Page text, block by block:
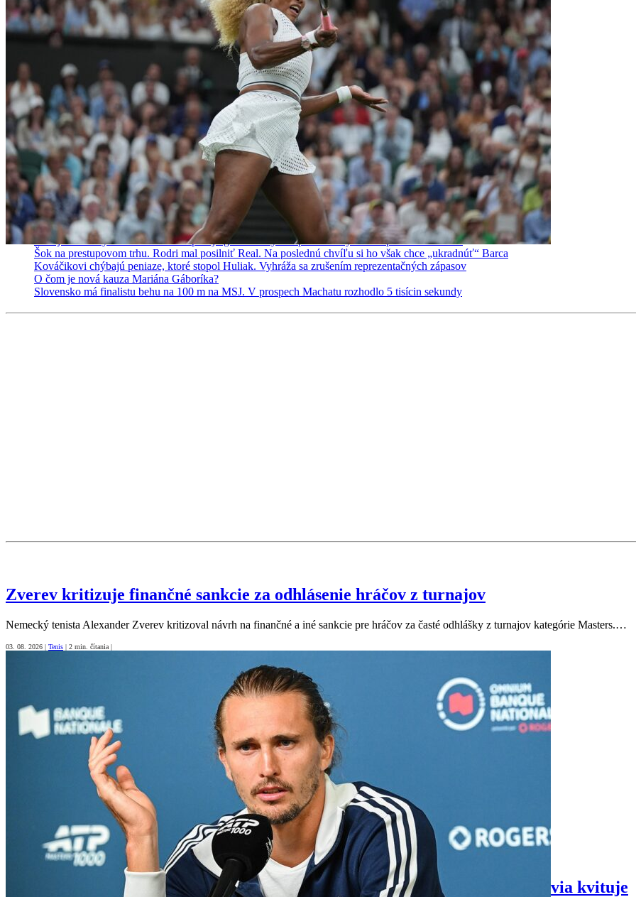
NAJČÍTANEJŠIE
24 hodín
|
3 dni
|
7 dní
Zverev kritizuje finančné sankcie za odhlásenie hráčov z turnajov
Nemecký tenista Alexander Zverev kritizoval návrh na finančné a iné sankcie pre hráčov za časté odhlášky z turnajov kategórie Masters.…
03. 08. 2026 | Tenis | 2 min. čítania |
Oddýchnutá Sabalenková má veľké očakávania pred US Open. Testy pohlavia kvituje